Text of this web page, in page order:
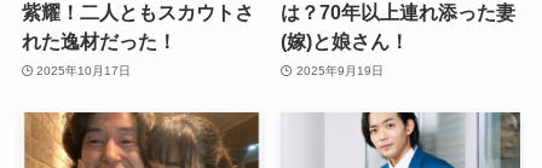
紫耀！二人ともスカウトさ
れた逸材だった！
2025年10月17日
は？70年以上連れ添った妻
(嫁)と娘さん！
2025年9月19日